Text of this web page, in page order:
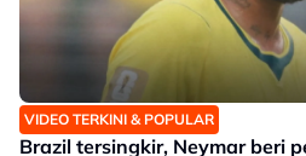
VIDEO TERKINI & POPULAR
Brazil tersingkir, Neymar beri